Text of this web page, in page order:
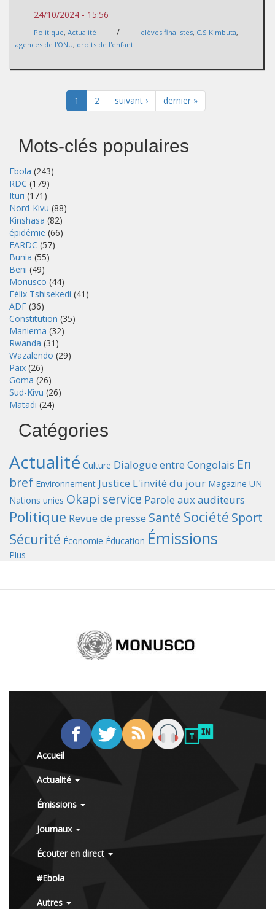
24/10/2024 - 15:56
Politique, Actualité / elèves finalistes, C.S Kimbuta,
agences de l'ONU, droits de l'enfant
1 2 suivant › dernier »
Mots-clés populaires
Ebola (243)
RDC (179)
Ituri (171)
Nord-Kivu (88)
Kinshasa (82)
épidémie (66)
FARDC (57)
Bunia (55)
Beni (49)
Monusco (44)
Félix Tshisekedi (41)
ADF (36)
Constitution (35)
Maniema (32)
Rwanda (31)
Wazalendo (29)
Paix (26)
Goma (26)
Sud-Kivu (26)
Matadi (24)
Catégories
Actualité Culture Dialogue entre Congolais En
bref Environnement Justice L'invité du jour Magazine UN
Nations unies Okapi service Parole aux auditeurs
Politique Revue de presse Santé Société Sport
Sécurité Économie Éducation Émissions
Plus
Accueil
Actualité
Émissions
Journaux
Écouter en direct
#Ebola
Autres